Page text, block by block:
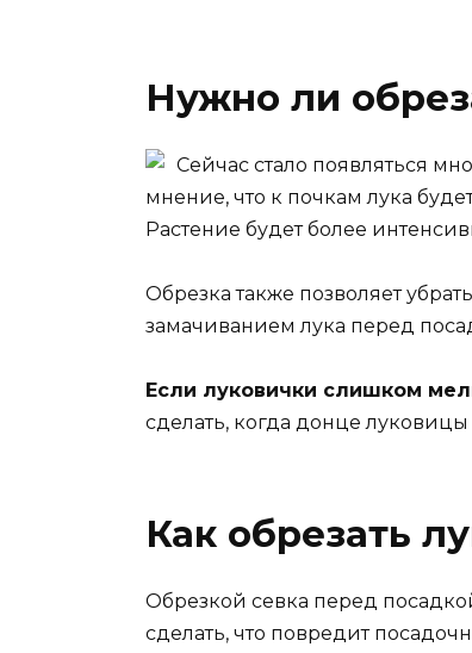
Нужно ли
Сейчас стало появляться
мнение, что к почкам лука
Растение будет более
Обрезка также позволяет
замачиванием лука перед
Если луковички слишком
сделать, когда донце
Как обрезать
Обрезкой севка перед
сделать, что повредит